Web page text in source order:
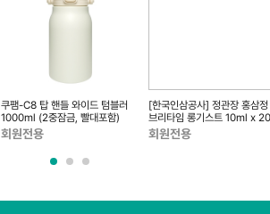
쿠팸-C8 탑 핸들 와이드 텀블러
1000ml (2중잠금, 빨대포함)
회원전용
[한국인삼공사] 정관장 홍삼정
브리타임 롱기스트 10ml x
+ 쇼핑백
회원전용